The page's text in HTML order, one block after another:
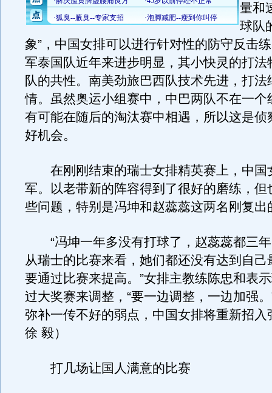
量和
球队
象”，中国女排可以进行针对性的防守反击
军泰国队近年来进步明显，其小快灵的打法
队的共性。南美劲旅巴西队技术先进，打法
情。虽然奥运小组赛中，中巴两队不在一个
有可能在随后的淘汰赛中相遇，所以这是侦
好机会。
在刚刚结束的瑞士女排精英赛上，中国
军。以老带新的阵容得到了很好的磨练，但
些问题，特别是冯坤和赵蕊蕊这两名刚复出
“冯坤一年多没有打球了，赵蕊蕊都三年
从瑞士的比赛来看，她们都还没有达到自己
要通过比赛来提高。”女排主教练陈忠和表
过大奖赛来调整，“要一边调整，一边加强
弥补一传不好的弱点，中国女排将重新招入
徐 毅）
打几场让国人满意的比赛